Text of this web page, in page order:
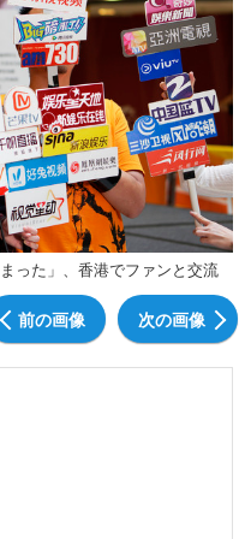
った」、香港でファンと交流
前の画像 次の画像